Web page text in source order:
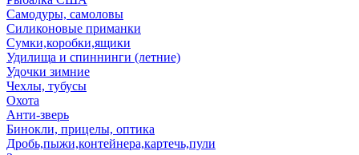
Самодуры, самоловы
Силиконовые приманки
Сумки,коробки,ящики
Удилища и спиннинги (летние)
Удочки зимние
Чехлы, тубусы
Охота
Анти-зверь
Бинокли, прицелы, оптика
Дробь,пыжи,контейнера,картечь,пули